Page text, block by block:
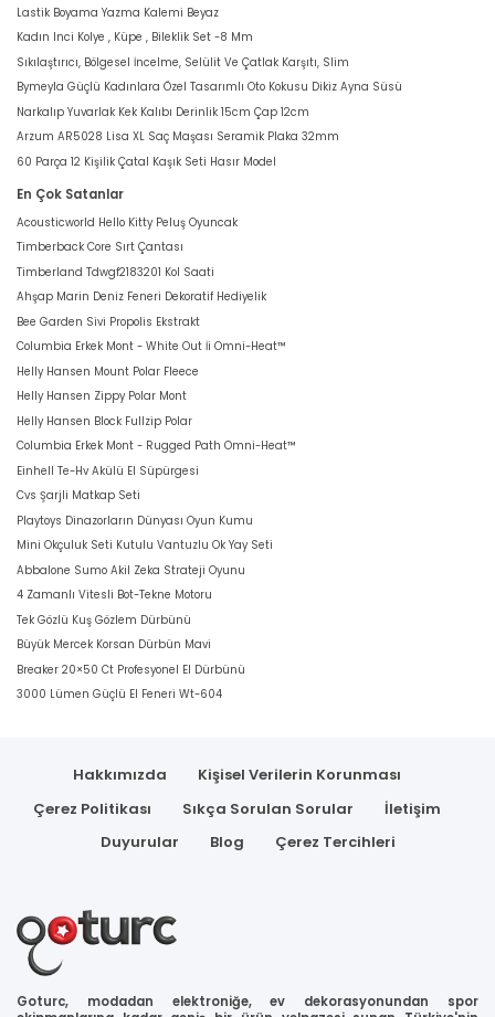
Lastik Boyama Yazma Kalemi Beyaz
Kadın Inci Kolye , Küpe , Bileklik Set -8 Mm
Sıkılaştırıcı, Bölgesel İncelme, Selülit Ve Çatlak Karşıtı, Slim
Bymeyla Güçlü Kadınlara Özel Tasarımlı Oto Kokusu Dikiz Ayna Süsü
Narkalıp Yuvarlak Kek Kalıbı Derinlik 15cm Çap 12cm
Arzum AR5028 Lisa XL Saç Maşası Seramik Plaka 32mm
60 Parça 12 Kişilik Çatal Kaşık Seti Hasır Model
En Çok Satanlar
Acousticworld Hello Kitty Peluş Oyuncak
Timberback Core Sırt Çantası
Timberland Tdwgf2183201 Kol Saati
Ahşap Marin Deniz Feneri Dekoratif Hediyelik
Bee Garden Sivi Propolis Ekstrakt
Columbia Erkek Mont - White Out İi Omni-Heat™
Helly Hansen Mount Polar Fleece
Helly Hansen Zippy Polar Mont
Helly Hansen Block Fullzip Polar
Columbia Erkek Mont - Rugged Path Omni-Heat™
Einhell Te-Hv Akülü El Süpürgesi
Cvs Şarjli Matkap Seti
Playtoys Dinazorların Dünyası Oyun Kumu
Mini Okçuluk Seti Kutulu Vantuzlu Ok Yay Seti
Abbalone Sumo Akil Zeka Strateji Oyunu
4 Zamanlı Vitesli Bot-Tekne Motoru
Tek Gözlü Kuş Gözlem Dürbünü
Büyük Mercek Korsan Dürbün Mavi
Breaker 20×50 Ct Profesyonel El Dürbünü
3000 Lümen Güçlü El Feneri Wt-604
Hakkımızda
Kişisel Verilerin Korunması
Çerez Politikası
Sıkça Sorulan Sorular
İletişim
Duyurular
Blog Çerez Tercihleri
Goturc, modadan elektroniğe, ev dekorasyonundan spor